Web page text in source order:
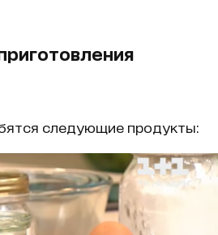
следующие продукты: